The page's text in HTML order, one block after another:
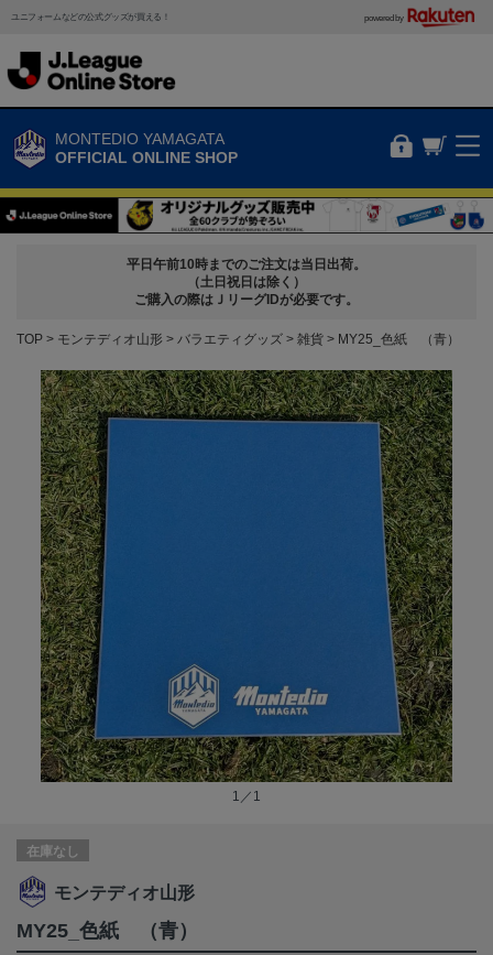
ユニフォームなどの公式グッズが買える！ powered by
MONTEDIO YAMAGATA
OFFICIAL ONLINE SHOP
平日午前10時までのご注文は当日出荷。
（土日祝日は除く）
ご購入の際はＪリーグIDが必要です。
TOP モンテディオ山形 バラエティグッズ 雑貨 MY25_色紙 （青）
1／1
在庫なし
モンテディオ山形
MY25_色紙 （青）